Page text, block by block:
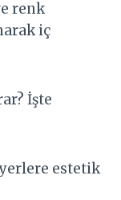
renk
iç
İşte
estetik